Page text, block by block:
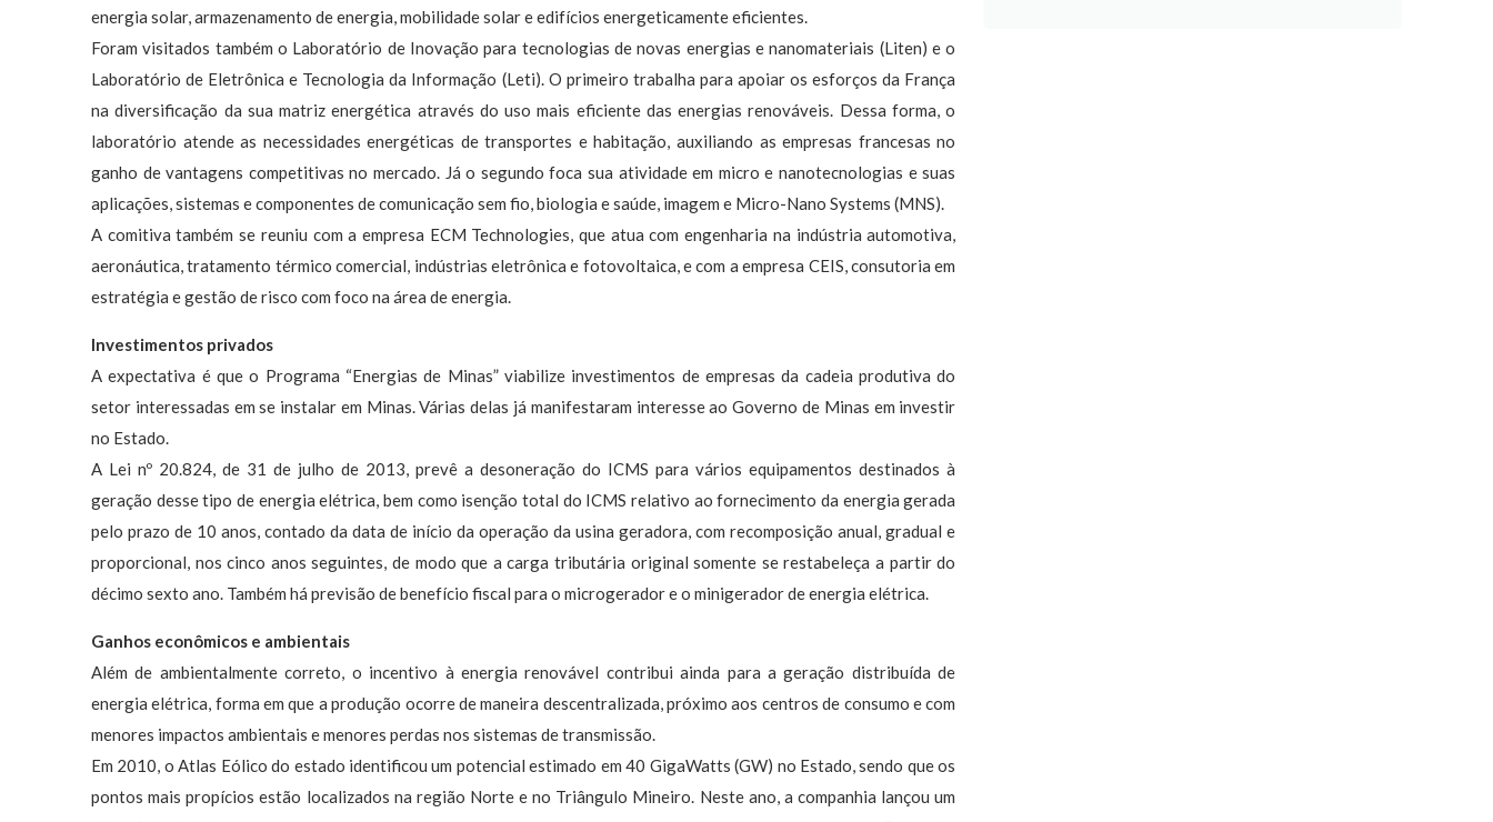
energia solar, armazenamento de energia, mobilidade solar e edifícios energeticamente eficientes.
Foram visitados também o Laboratório de Inovação para tecnologias de novas energias e nanomateriais (Liten) e o
Laboratório de Eletrônica e Tecnologia da Informação (Leti). O primeiro trabalha para apoiar os esforços da França
na diversificação da sua matriz energética através do uso mais eficiente das energias renováveis. Dessa forma, o
laboratório atende as necessidades energéticas de transportes e habitação, auxiliando as empresas francesas no
ganho de vantagens competitivas no mercado. Já o segundo foca sua atividade em micro e nanotecnologias e suas
aplicações, sistemas e componentes de comunicação sem fio, biologia e saúde, imagem e Micro-Nano Systems (MNS).
A comitiva também se reuniu com a empresa ECM Technologies, que atua com engenharia na indústria automotiva,
aeronáutica, tratamento térmico comercial, indústrias eletrônica e fotovoltaica, e com a empresa CEIS, consutoria em
estratégia e gestão de risco com foco na área de energia.
Investimentos privados
A expectativa é que o Programa “Energias de Minas” viabilize investimentos de empresas da cadeia produtiva do
setor interessadas em se instalar em Minas. Várias delas já manifestaram interesse ao Governo de Minas em investir
no Estado.
A Lei nº 20.824, de 31 de julho de 2013, prevê a desoneração do ICMS para vários equipamentos destinados à
geração desse tipo de energia elétrica, bem como isenção total do ICMS relativo ao fornecimento da energia gerada
pelo prazo de 10 anos, contado da data de início da operação da usina geradora, com recomposição anual, gradual e
proporcional, nos cinco anos seguintes, de modo que a carga tributária original somente se restabeleça a partir do
décimo sexto ano. Também há previsão de benefício fiscal para o microgerador e o minigerador de energia elétrica.
Ganhos econômicos e ambientais
Além de ambientalmente correto, o incentivo à energia renovável contribui ainda para a geração distribuída de
energia elétrica, forma em que a produção ocorre de maneira descentralizada, próximo aos centros de consumo e com
menores impactos ambientais e menores perdas nos sistemas de transmissão.
Em 2010, o Atlas Eólico do estado identificou um potencial estimado em 40 GigaWatts (GW) no Estado, sendo que os
pontos mais propícios estão localizados na região Norte e no Triângulo Mineiro. Neste ano, a companhia lançou um